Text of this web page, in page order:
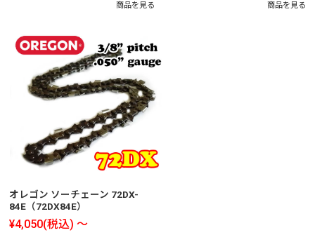
商品を見る 商品を見る
オレゴン ソーチェーン 72DX-
84E（72DX84E）
¥4,050(税込) ～